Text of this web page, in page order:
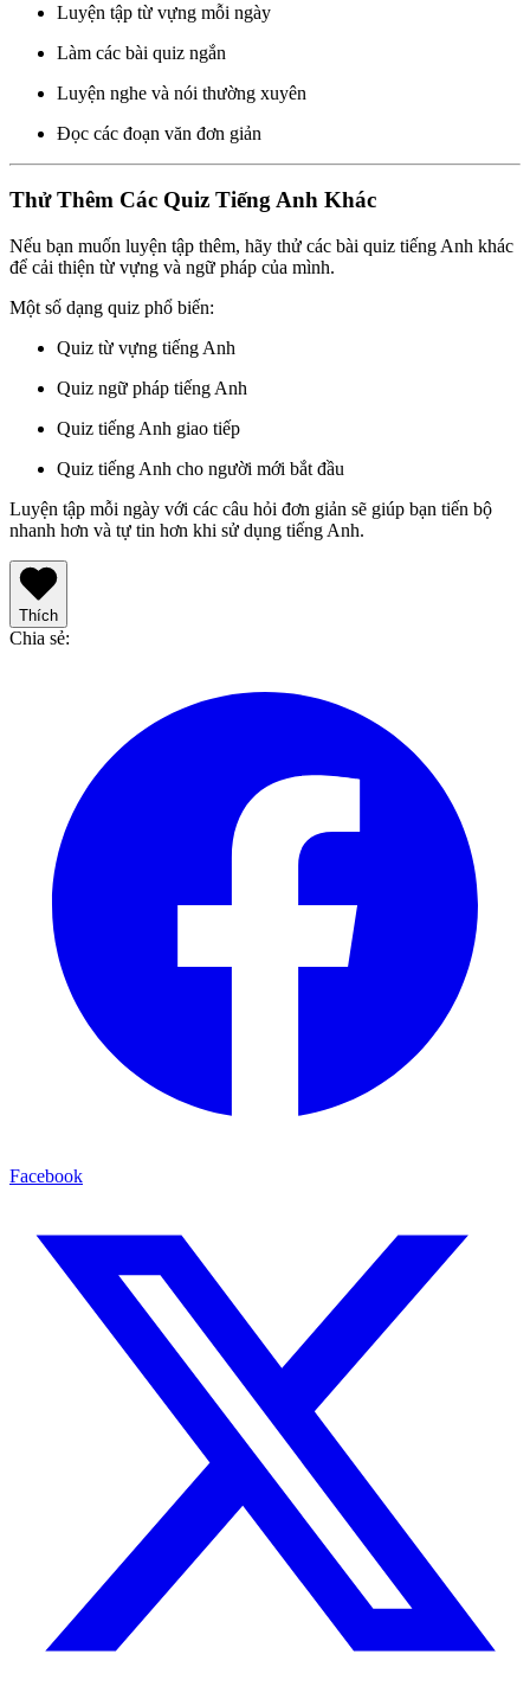
Luyện tập từ vựng mỗi ngày
Làm các bài quiz ngắn
Luyện nghe và nói thường xuyên
Đọc các đoạn văn đơn giản
Thử Thêm Các Quiz Tiếng Anh Khác
Nếu bạn muốn luyện tập thêm, hãy thử các bài quiz tiếng Anh khác
để cải thiện từ vựng và ngữ pháp của mình.
Một số dạng quiz phổ biến:
Quiz từ vựng tiếng Anh
Quiz ngữ pháp tiếng Anh
Quiz tiếng Anh giao tiếp
Quiz tiếng Anh cho người mới bắt đầu
Luyện tập mỗi ngày với các câu hỏi đơn giản sẽ giúp bạn tiến bộ
nhanh hơn và tự tin hơn khi sử dụng tiếng Anh.
Thích
Chia sẻ:
Facebook